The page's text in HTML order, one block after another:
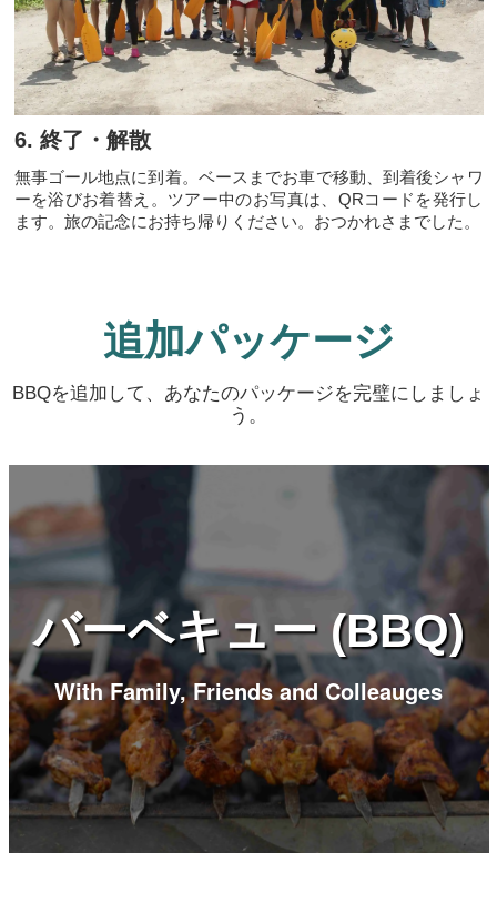
6. 終了・解散
無事ゴール地点に到着。ベースまでお車で移動、到着後シャワ
ーを浴びお着替え。ツアー中のお写真は、QRコードを発行し
ます。旅の記念にお持ち帰りください。おつかれさまでした。
追加パッケージ
BBQを追加して、あなたのパッケージを完璧にしましょ
う。
バーベキュー (BBQ)
With Family, Friends and Colleauges